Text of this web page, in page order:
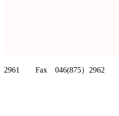
2961 Fax 046(875）2962